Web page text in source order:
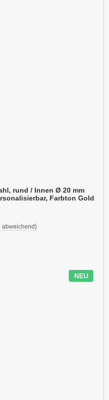
rund / Innen Ø 20 mm
Farbton Gold
abweichend)
NEU